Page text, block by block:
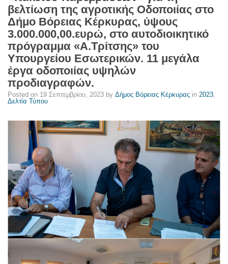
της
αγροτικής
Οδοποιίας
στο
Δήμο
Βόρειας
Κέρκυρας,
ύψους
στο
αυτοδιοικητικό
πρόγραμμα
«Α.Τρίτσης»
του
Υπουργείου
Εσωτερικών.
μεγάλα
έργα
οδοποιίας
προδιαγραφών.
βελτίωση της αγροτικής Οδοποιίας στο
Δήμο Βόρειας Κέρκυρας, ύψους
3.000.000,00.ευρώ, στο αυτοδιοικητικό
πρόγραμμα «Α.Τρίτσης» του
Υπουργείου Εσωτερικών. 11 μεγάλα
έργα οδοποιίας υψηλών
προδιαγραφών.
Posted on 19 Σεπτεμβρίου, 2023 by Δήμος Βόρειας Κέρκυρας in 2023,
Δελτία Τύπου